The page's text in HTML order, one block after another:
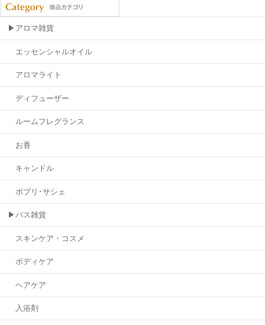
▶アロマ雑貨
エッセンシャルオイル
アロマライト
ディフューザー
ルームフレグランス
お香
キャンドル
ポプリ･サシェ
▶バス雑貨
スキンケア・コスメ
ボディケア
ヘアケア
入浴剤